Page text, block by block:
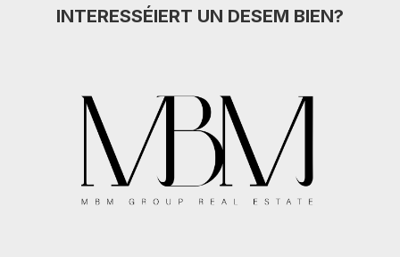
INTERESSÉIERT UN DESEM BIEN?